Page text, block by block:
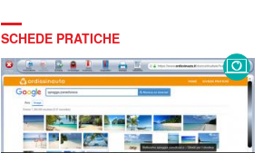
SCHEDE PRATICHE